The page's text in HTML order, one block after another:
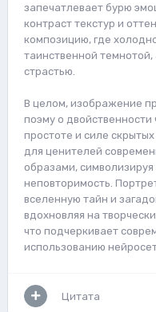
запечатлевает бурю
контраст текстур и
композицию, где
таинственной темнотой,
страстью.
В целом, изображение
поэму о двойственности
простоте и силе
для ценителей
образами, символизируя
неповторимость.
вселенную тайн и
вдохновляя на
что подчеркивает
использованию
Цитата